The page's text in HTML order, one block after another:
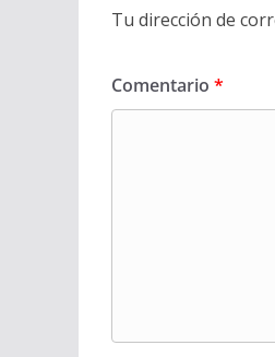
Tu dirección de
Comentario *